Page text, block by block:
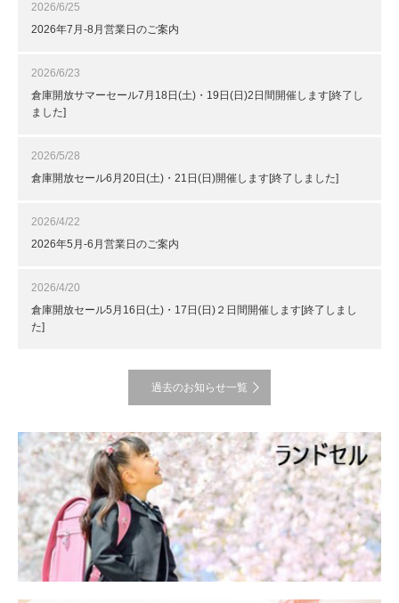
2026/6/25
2026年7月-8月営業日のご案内
2026/6/23
倉庫開放サマーセール7月18日(土)・19日(日)2日間開催します[終了し
ました]
2026/5/28
倉庫開放セール6月20日(土)・21日(日)開催します[終了しました]
2026/4/22
2026年5月-6月営業日のご案内
2026/4/20
倉庫開放セール5月16日(土)・17日(日)２日間開催します[終了しまし
た]
過去のお知らせ一覧